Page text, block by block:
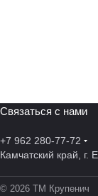
Связаться с нами
+7 962 280-77-72
Камчатский край, г.
© 2026 ТМ Крупенич